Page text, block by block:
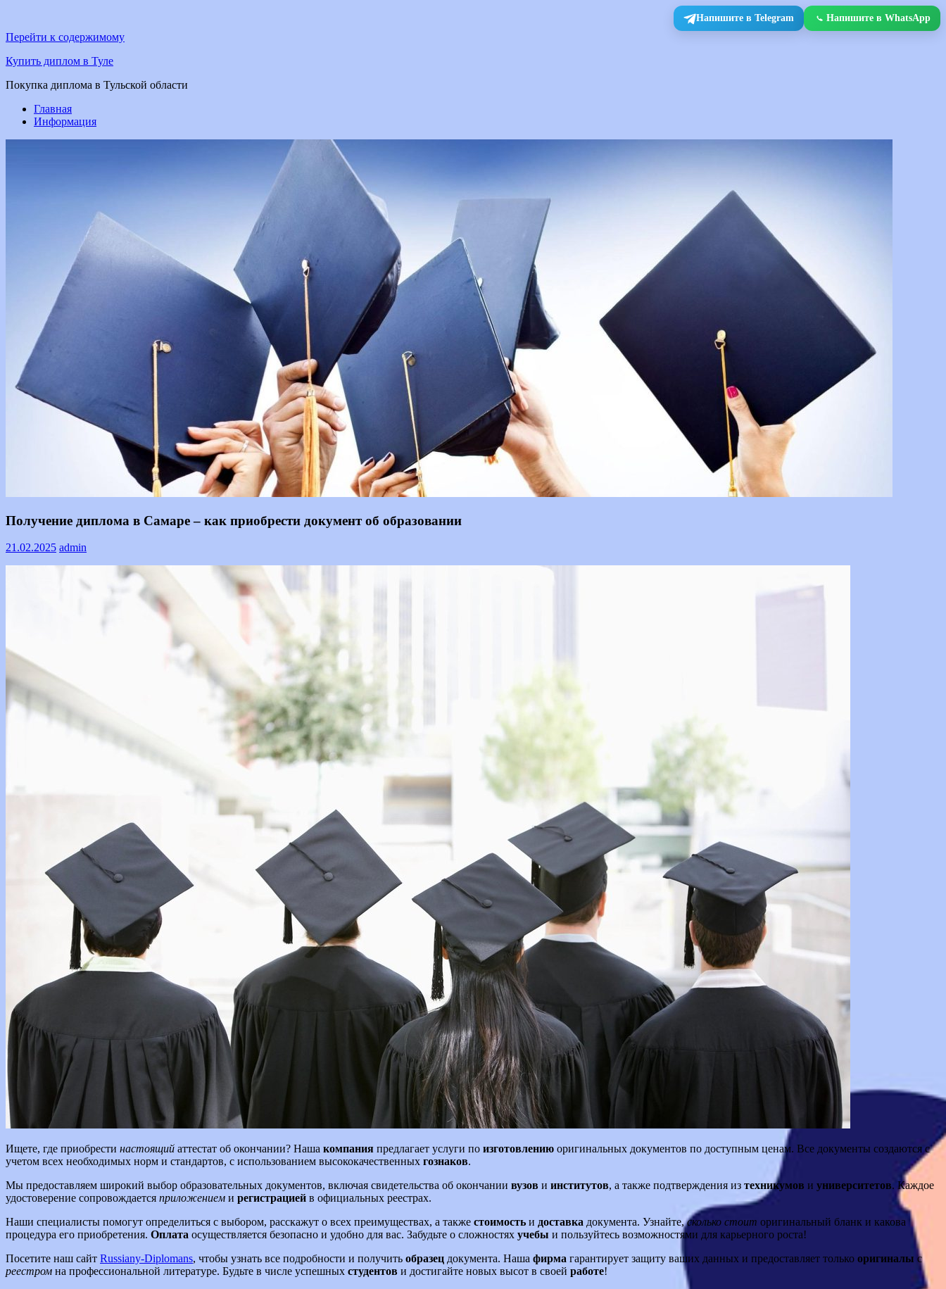
Напишите в Telegram Напишите в WhatsApp
Перейти к содержимому
Купить диплом в Туле
Покупка диплома в Тульской области
Главная
Информация
Text
Получение диплома в Самаре – как приобрести документ об образовании
21.02.2025 admin
Ищете, где приобрести настоящий аттестат об окончании? Наша компания предлагает услуги по изготовлению оригинальных документов по доступным ценам. Все документы создаются с
учетом всех необходимых норм и стандартов, с использованием высококачественных гознаков.
Мы предоставляем широкий выбор образовательных документов, включая свидетельства об окончании вузов и институтов, а также подтверждения из техникумов и университетов. Каждое
удостоверение сопровождается приложением и регистрацией в официальных реестрах.
Наши специалисты помогут определиться с выбором, расскажут о всех преимуществах, а также стоимость и доставка документа. Узнайте,сколько стоит оригинальный бланк и какова
процедура его приобретения. Оплата осуществляется безопасно и удобно для вас. Забудьте о сложностях учебы и пользуйтесь возможностями для карьерного роста!
Посетите наш сайт Russiany-Diplomans, чтобы узнать все подробности и получить образец документа. Наша фирма гарантирует защиту ваших данных и предоставляет только оригиналы с
реестром на профессиональной литературе. Будьте в числе успешных студентов и достигайте новых высот в своей работе!